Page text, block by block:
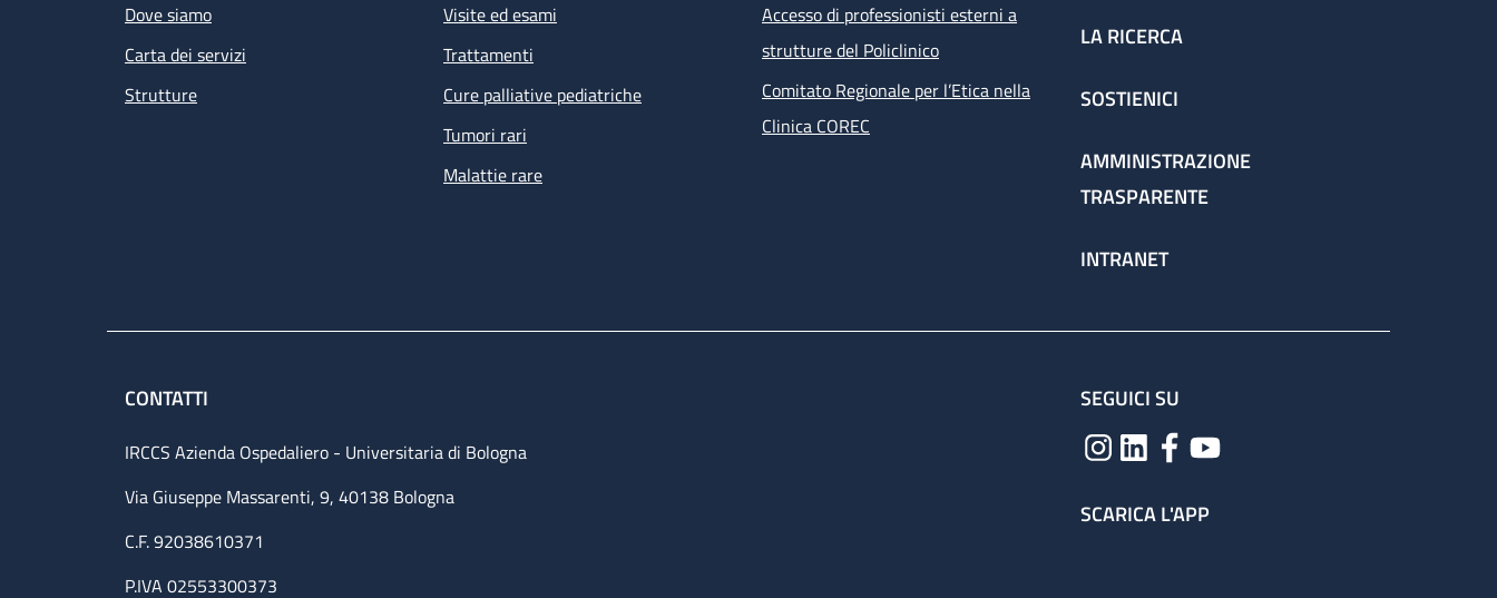
Dove siamo
Carta dei servizi
Strutture
Visite ed esami
Trattamenti
Cure palliative pediatriche
Tumori rari
Malattie rare
Accesso di professionisti esterni a
strutture del Policlinico
Comitato Regionale per l’Etica nella
Clinica COREC
LA RICERCA
SOSTIENICI
AMMINISTRAZIONE
TRASPARENTE
INTRANET
CONTATTI
IRCCS Azienda Ospedaliero - Universitaria di Bologna
Via Giuseppe Massarenti, 9, 40138 Bologna
C.F. 92038610371
P.IVA 02553300373
SEGUICI SU
SCARICA L'APP